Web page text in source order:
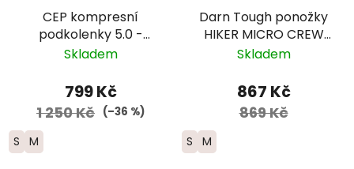
CEP kompresní
podkolenky 5.0 -
dámské - žlutá/
Skladem
799 Kč
1 250 Kč (–36 %)
S M
Darn Tough ponožky
HIKER MICRO CREW
Midweight merino -
Skladem
867 Kč
869 Kč
S M